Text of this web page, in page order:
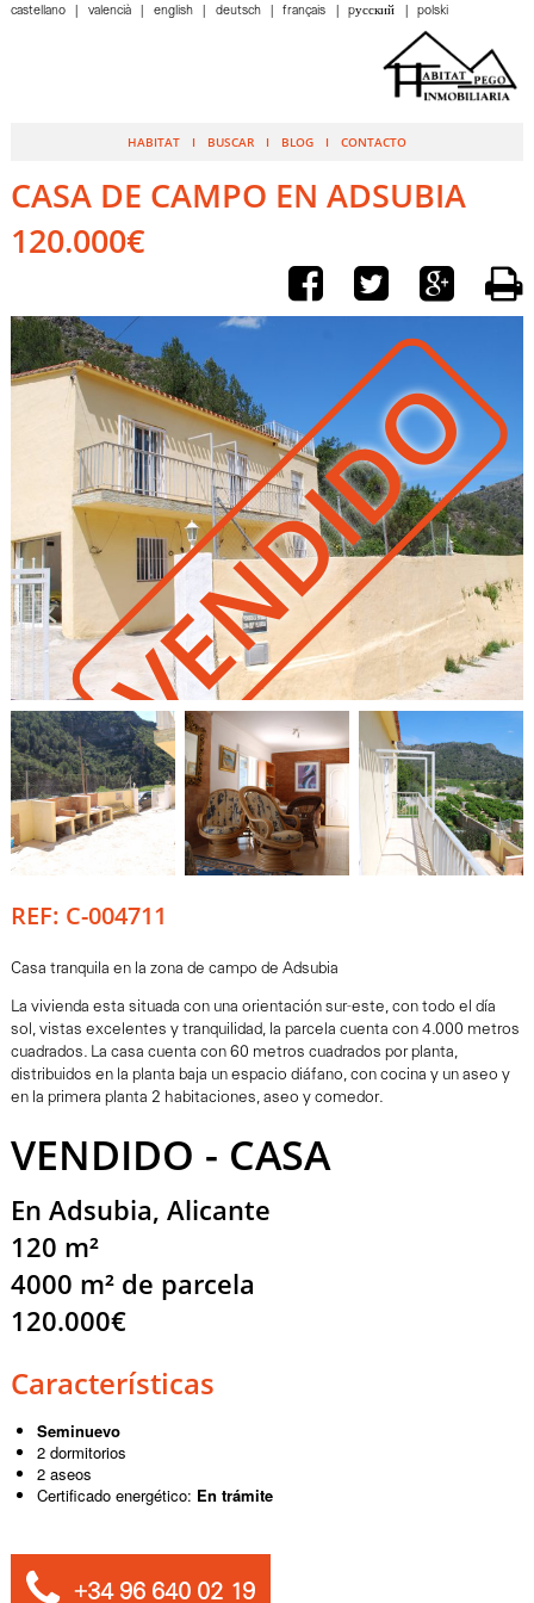
HABITAT BUSCAR BLOG CONTACTO
castellano valencià english deutsch français pусский polski
CASA DE CAMPO EN ADSUBIA
120.000€
VENDIDO
REF: C-004711
Casa tranquila en la zona de campo de Adsubia
La vivienda esta situada con una orientación sur-este, con todo el día
sol, vistas excelentes y tranquilidad, la parcela cuenta con 4.000 metros
cuadrados. La casa cuenta con 60 metros cuadrados por planta,
distribuidos en la planta baja un espacio diáfano, con cocina y un aseo y
en la primera planta 2 habitaciones, aseo y comedor.
VENDIDO - CASA
En Adsubia, Alicante
120 m²
4000 m² de parcela
120.000€
Características
Seminuevo
2 dormitorios
2 aseos
Certificado energético: En trámite
+34 96 640 02 19